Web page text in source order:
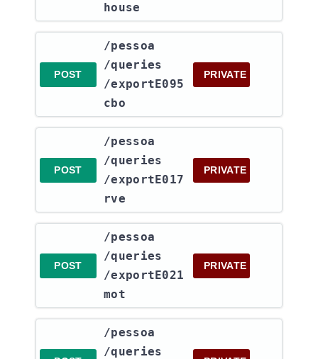
house
POST
​/pessoa​
/queries​
/exportE095
cbo
PRIVATE
POST
​/pessoa​
/queries​
/exportE017
rve
PRIVATE
POST
​/pessoa​
/queries​
/exportE021
mot
PRIVATE
​/pessoa​
/queries​